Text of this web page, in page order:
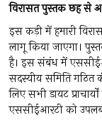
विरासतपुस्तकछहसे
इस कड़ी में हमारी
लागू किया जाएगा।
है। इस संबंध में
सदस्यीय समिति
लिए सभी डायट
एससीईआरटी को